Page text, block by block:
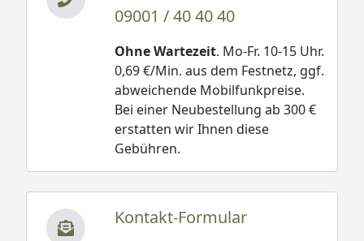
09001 / 40 40 40
Ohne Wartezeit. Mo-Fr. 10-15 Uhr.
0,69 €/Min. aus dem Festnetz, ggf.
abweichende Mobilfunkpreise.
Bei einer Neubestellung ab 300 €
erstatten wir Ihnen diese
Gebühren.
Kontakt-Formular